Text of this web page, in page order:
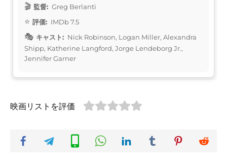
監督: Greg Berlanti
評価: IMDb 7.5
キャスト: Nick Robinson, Logan Miller, Alexandra
Shipp, Katherine Langford, Jorge Lendeborg Jr.,
Jennifer Garner
映画リストを評価